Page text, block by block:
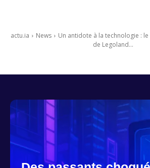
actu.ia News
Un antidote à la technologie :
de Legoland...